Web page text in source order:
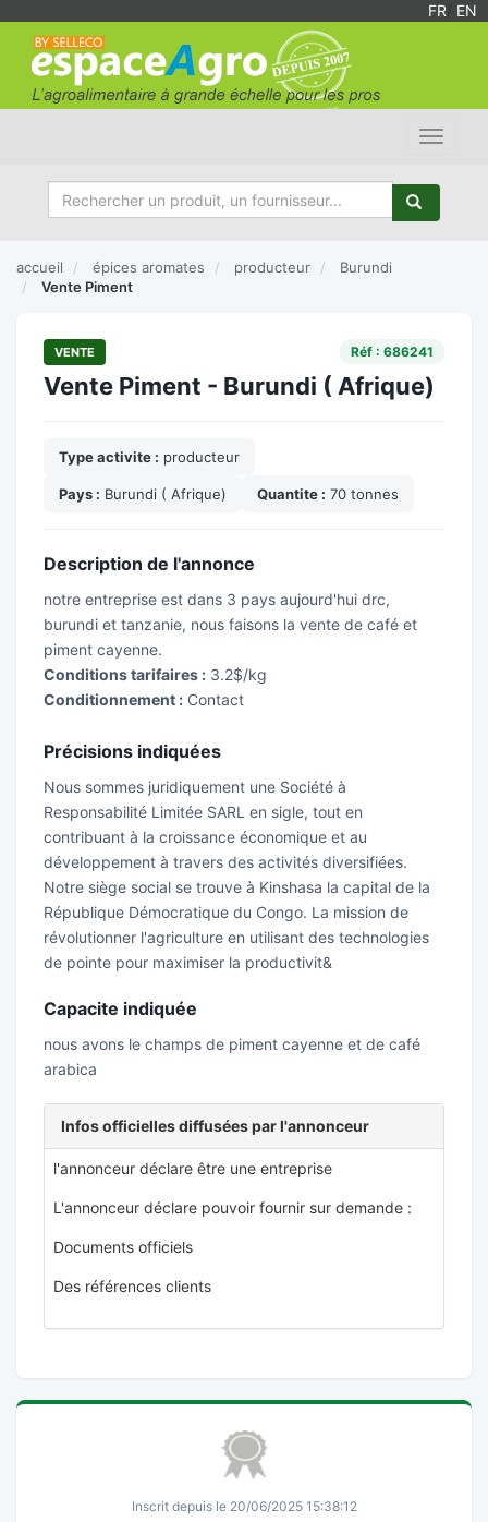
FR EN
Toggle
accueil épices aromates producteur
Burundi
Vente Piment
VENTE Réf : 686241
Vente Piment - Burundi ( Afrique)
Type activite : producteur
Pays : Burundi ( Afrique) Quantite : 70 tonnes
Description de l'annonce
notre entreprise est dans 3 pays aujourd'hui drc,
burundi et tanzanie, nous faisons la vente de café et
piment cayenne.
Conditions tarifaires : 3.2$/kg
Conditionnement : Contact
Précisions indiquées
Nous sommes juridiquement une Société à
Responsabilité Limitée SARL en sigle, tout en
contribuant à la croissance économique et au
développement à travers des activités diversifiées.
Notre siège social se trouve à Kinshasa la capital de la
République Démocratique du Congo. La mission de
révolutionner l'agriculture en utilisant des technologies
de pointe pour maximiser la productivit&
Capacite indiquée
nous avons le champs de piment cayenne et de café
arabica
Infos officielles diffusées par l'annonceur
l'annonceur déclare être une entreprise
L'annonceur déclare pouvoir fournir sur demande :
Documents officiels
Des références clients
Inscrit depuis le 20/06/2025 15:38:12